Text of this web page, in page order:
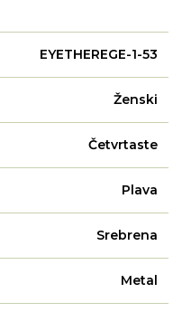
EYETHEREGE-1-53
Ženski
Četvrtaste
Plava
Srebrena
Metal